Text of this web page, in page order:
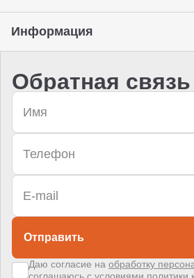
Информация
Обратная связь
Отправить
Даю согласие на обработку